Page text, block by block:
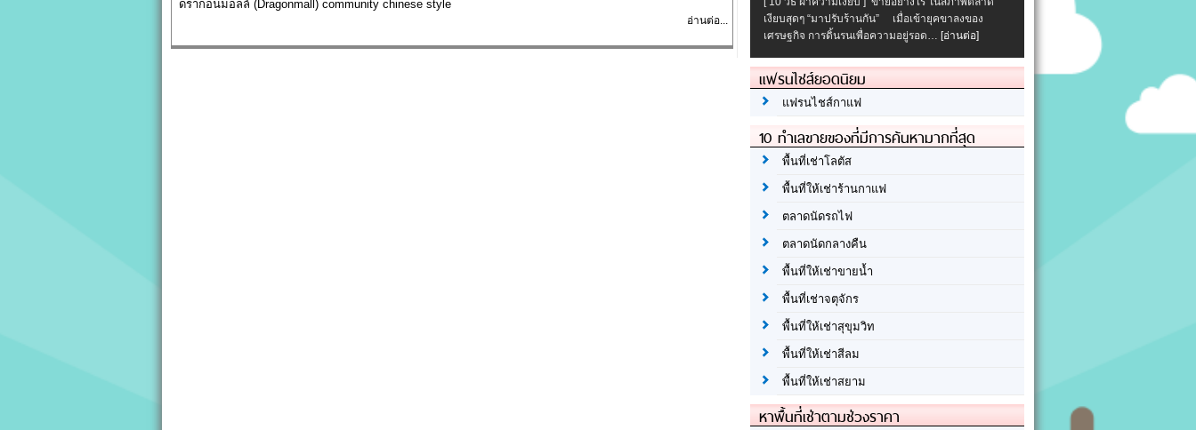
ดรากอนมอลล์ (Dragonmall) community chinese style
อ่านต่อ...
เงียบสุดๆ “มาปรับร้านกัน” เมื่อเข้ายุคขาลงของ
เศรษฐกิจ การดิ้นรนเพื่อความอยู่รอด… [อ่านต่อ]
แฟรนไชส์ยอดนิยม
แฟรนไชส์กาแฟ
10 ทำเลขายของที่มีการค้นหามากที่สุด
พื้นที่เช่าโลตัส
พื้นที่ให้เช่าร้านกาแฟ
ตลาดนัดรถไฟ
ตลาดนัดกลางคืน
พื้นที่ให้เช่าขายน้ำ
พื้นที่เช่าจตุจักร
พื้นที่ให้เช่าสุขุมวิท
พื้นที่ให้เช่าสีลม
พื้นที่ให้เช่าสยาม
หาพื้นที่เช่าตามช่วงราคา